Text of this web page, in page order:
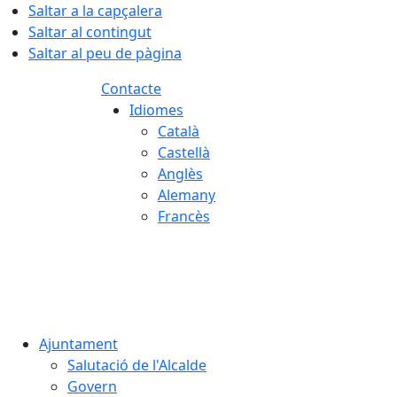
Saltar a la capçalera
Saltar al contingut
Saltar al peu de pàgina
Contacte
Idiomes
Català
Castellà
Anglès
Alemany
Francès
Ajuntament
Salutació de l'Alcalde
Govern